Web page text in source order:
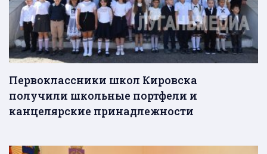
Первоклассники школ Кировска
получили школьные портфели и
канцелярские принадлежности